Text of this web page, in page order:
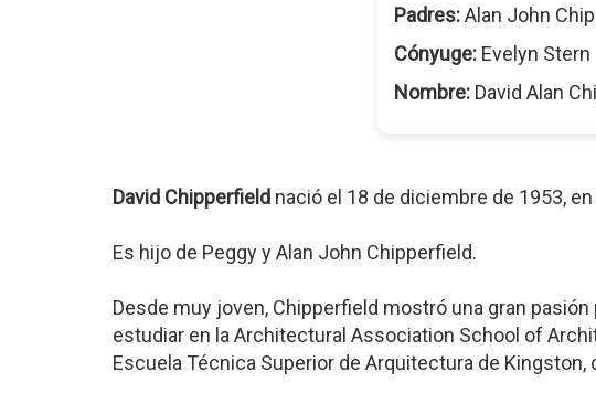
Padres:Alan John
Cónyuge: Evelyn Stern
Nombre: David Alan
David Chipperfield nació el 18 de diciembre de 1953, en
Es hijo de Peggy y Alan John Chipperfield.
Desde muy joven, Chipperfield mostró una gran
estudiar en la Architectural Association School of
Escuela Técnica Superior de Arquitectura de Kingston,